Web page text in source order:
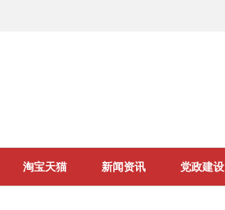
淘宝天猫 新闻资讯 党政建设